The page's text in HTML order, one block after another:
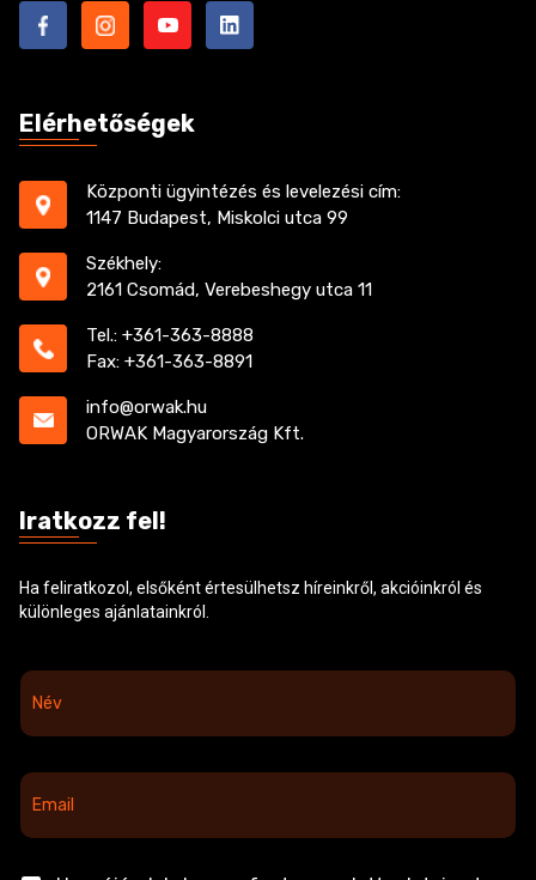
Elérhetőségek
Központi ügyintézés és levelezési cím:
1147 Budapest, Miskolci utca 99
Székhely:
2161 Csomád, Verebeshegy utca 11
Tel.: +361-363-8888
Fax: +361-363-8891
info@orwak.hu
ORWAK Magyarország Kft.
Iratkozz fel!
Ha feliratkozol, elsőként értesülhetsz híreinkről, akcióinkról és
különleges ajánlatainkról.
N
v
E
m
a
l